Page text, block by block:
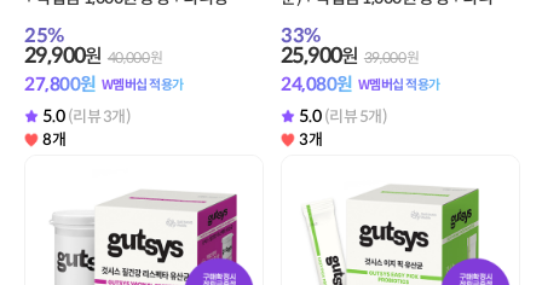
25%
29,900원 40,000원
27,800원 W멤버십 적용가
5.0 (리뷰 3개)
8개
33%
25,900원 39,000원
24,080원 W멤버십 적용가
5.0 (리뷰 5개)
3개